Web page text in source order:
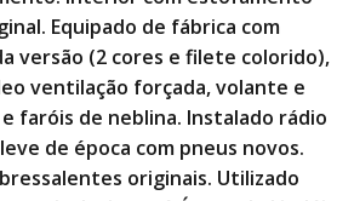
Equipado de fábrica com
versão (2 cores e filete colorido),
ventilação forçada, volante e
faróis de neblina. Instalado rádio
de época com pneus novos.
originais. Utilizado